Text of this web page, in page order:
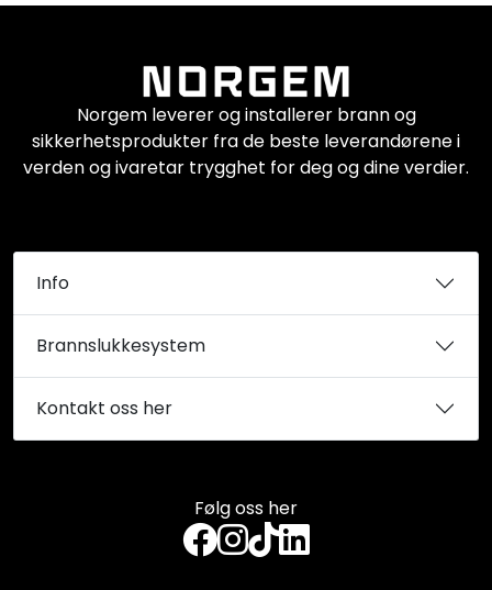
Følg oss her
Norgem leverer og installerer brann og
sikkerhetsprodukter fra de beste leverandørene i
verden og ivaretar trygghet for deg og dine verdier.
Info
Brannslukkesystem
Kontakt oss her